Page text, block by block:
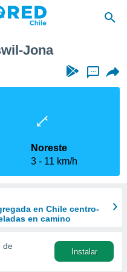
Jona
...
Noreste
3
11 km/h
en Chile centro-
en camino
de
Instalar